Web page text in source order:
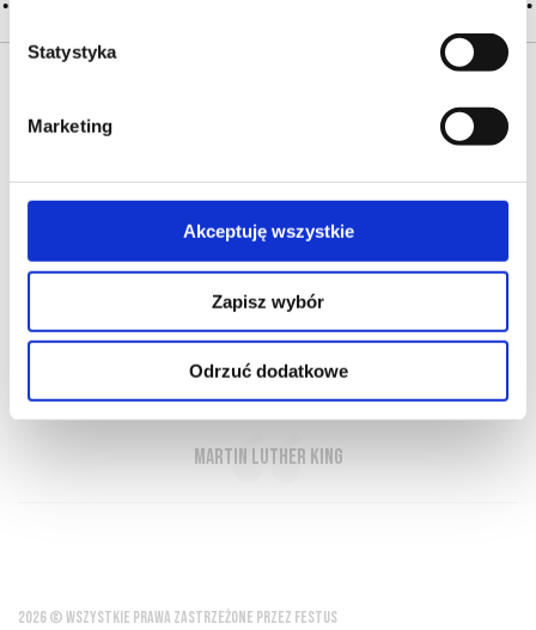
Statystyka
Marketing
Akceptuję wszystkie
Zapisz wybór
Odrzuć dodatkowe
OFERTA ONLINE PRODUCENCI
PRZEWODNIK
SŁOWNIK
Piwo produkują ludzie. Wino stworzył Bóg
Martin Luther King
2026 © WSZYSTKIE PRAWA ZASTRZEŻONE PRZEZ FESTUS